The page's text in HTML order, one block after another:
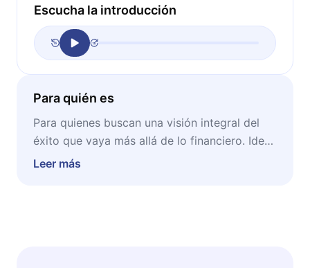
Escucha la introducción
Para quién es
Para quienes buscan una visión integral del
éxito que vaya más allá de lo financiero. Ideal
para emprendedores, inversionistas y
Leer más